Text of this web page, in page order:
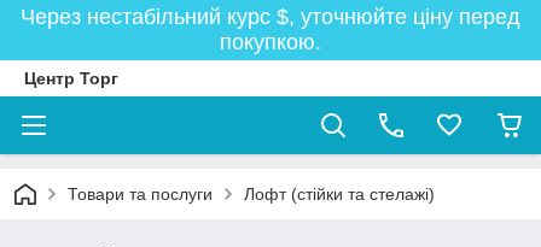
Через нестабільний курс $, уточнюйте ціну перед
покупкою.
Центр Торг
Товари та послуги Лофт (стійки та стелажі)